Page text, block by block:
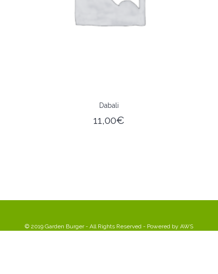
Dabali
11,00€
© 2019 Garden Burger - All Rights Reserved - Powered by AWS